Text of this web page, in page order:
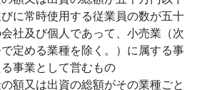
に常時使用する従業員の数が五十
社及び個人であって、小売業（次
定める業種を除く。）に属する事
事業として営むもの
額又は出資の総額がその業種ごと